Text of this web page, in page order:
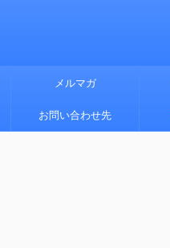
メルマガ
お問い合わせ先